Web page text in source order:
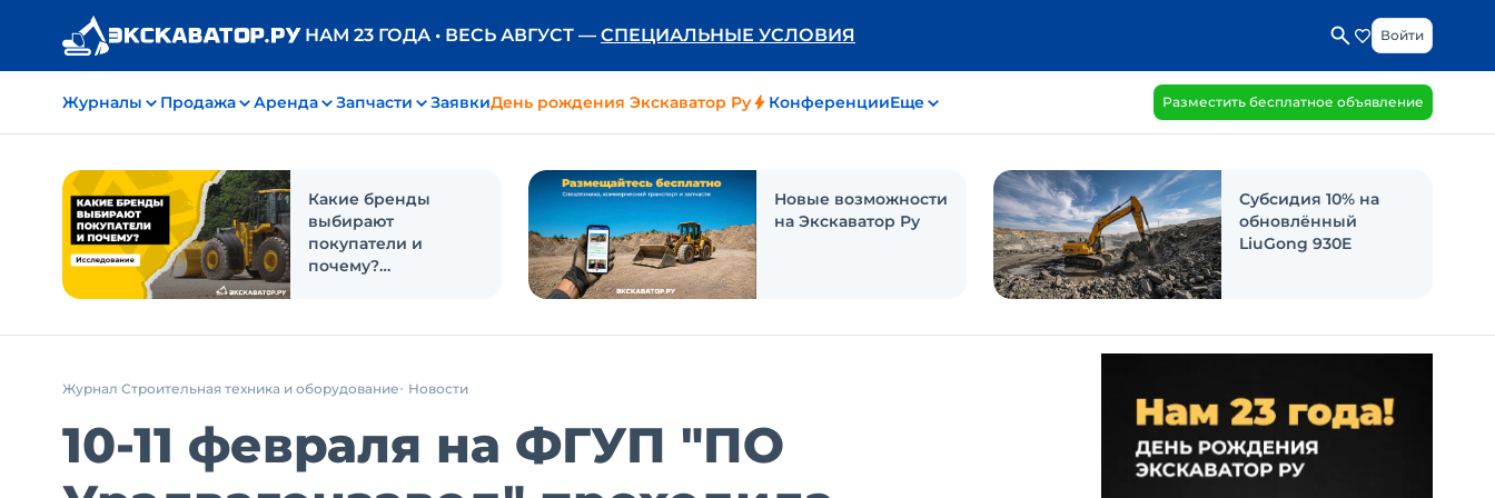
НАМ 23 ГОДА • ВЕСЬ АВГУСТ — СПЕЦИАЛЬНЫЕ УСЛОВИЯ Войти
Журналы Продажа Аренда Запчасти ЗаявкиДень рождения Экскаватор Ру КонференцииЕще Разместить бесплатное объявление
Какие бренды
выбирают
покупатели и
почему?
Новые возможности
на Экскаватор Ру
Субсидия 10% на
обновлённый
LiuGong 930E
Журнал Строительная техника и оборудование Новости
10-11 февраля на ФГУП "ПО